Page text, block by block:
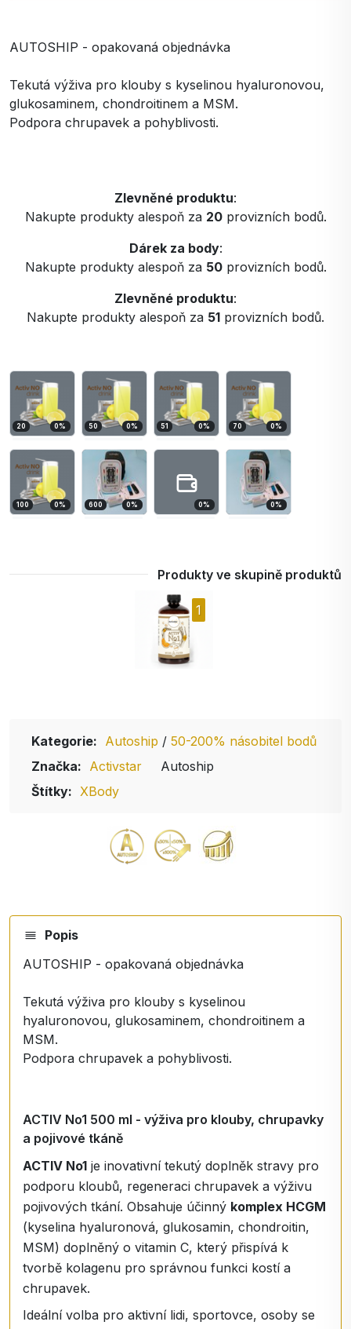
AUTOSHIP - opakovaná objednávka
Tekutá výživa pro klouby s kyselinou hyaluronovou,
glukosaminem, chondroitinem a MSM.
Podpora chrupavek a pohyblivosti.
Zlevněné produktu:
Nakupte produkty alespoň za 20provizních bodů.
Dárek za body:
Nakupte produkty alespoň za 50provizních bodů.
Zlevněné produktu:
Nakupte produkty alespoň za 51 provizních bodů.
20 0% 50 0% 51 0% 70 0%
100 0% 600 0% 0% 0%
Produkty ve skupině produktů
1
Kategorie: Autoship / 50-200% násobitel bodů
Značka: Activstar
Autoship
Štítky: XBody
Popis
AUTOSHIP - opakovaná objednávka
Tekutá výživa pro klouby s kyselinou
hyaluronovou, glukosaminem, chondroitinem a
MSM.
Podpora chrupavek a pohyblivosti.
ACTIV No1 500 ml - výživa pro klouby, chrupavky
a pojivové tkáně
ACTIV No1 je inovativní tekutý doplněk stravy pro
podporu kloubů, regeneraci chrupavek a výživu
pojivových tkání. Obsahuje účinný komplex HCGM
(kyselina hyaluronová, glukosamin, chondroitin,
MSM) doplněný o vitamin C, který přispívá k
tvorbě kolagenu pro správnou funkci kostí a
chrupavek.
Ideální volba pro aktivní lidi, sportovce, osoby se